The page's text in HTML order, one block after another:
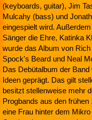
(keyboards, guitar), Jim
Mulcahy (bass) und
eingespielt wird.
Sänger die Ehre, Katinka
wurde das Album von
Spock's Beard und Neal
Das Debütalbum der
Ideen geprägt. Das gilt
besitzt stellenweise mehr
Progbands aus den
eine Frau hinter dem